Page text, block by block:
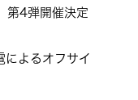
第4弾開催決定
によるオフサイ